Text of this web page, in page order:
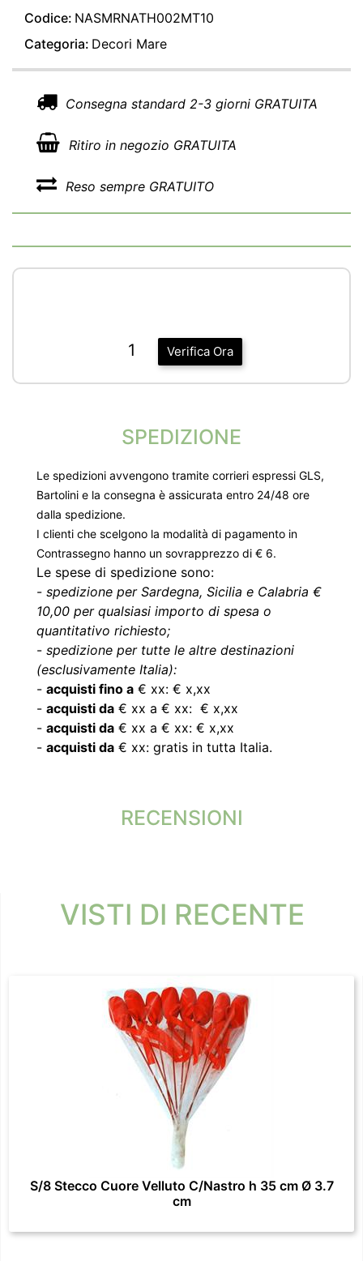
Codice: NASMRNATH002MT10
Categoria: Decori Mare
Consegna standard 2-3 giorni GRATUITA
Ritiro in negozio GRATUITA
Reso sempre GRATUITO
Verifica Ora
1
SPEDIZIONE
Le spedizioni avvengono tramite corrieri espressi GLS,
Bartolini e la consegna è assicurata entro 24/48 ore
dalla spedizione.
I clienti che scelgono la modalità di pagamento in
Contrassegno hanno un sovrapprezzo di € 6.
Le spese di spedizione sono:
- spedizione per Sardegna, Sicilia e Calabria €
10,00 per qualsiasi importo di spesa o
quantitativo richiesto;
- spedizione per tutte le altre destinazioni
(esclusivamente Italia):
- acquisti fino a € xx: € x,xx
- acquisti da € xx a € xx: € x,xx
- acquisti da € xx a € xx: € x,xx
- acquisti da € xx: gratis in tutta Italia.
RECENSIONI
VISTI DI RECENTE
S/8 Stecco Cuore Velluto C/Nastro h 35 cm Ø 3.7
cm